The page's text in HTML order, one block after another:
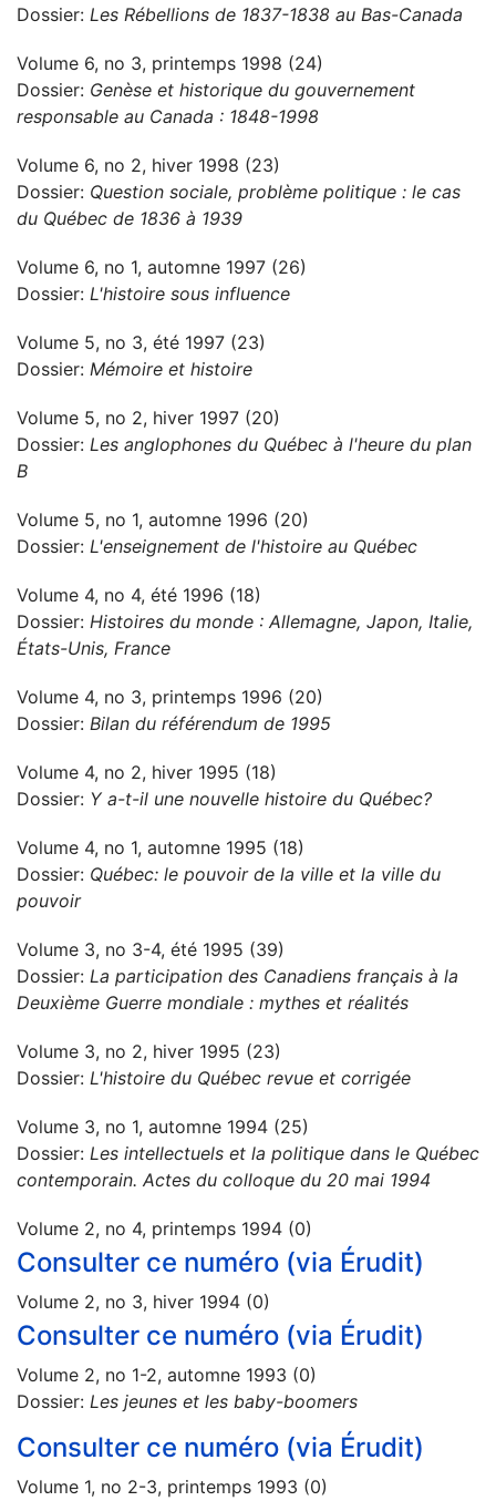
Dossier: Les Rébellions de 1837-1838 au Bas-Canada
Volume 6, no 3, printemps 1998 (24)
Dossier: Genèse et historique du gouvernement
responsable au Canada : 1848-1998
Volume 6, no 2, hiver 1998 (23)
Dossier: Question sociale, problème politique : le cas
du Québec de 1836 à 1939
Volume 6, no 1, automne 1997 (26)
Dossier: L'histoire sous influence
Volume 5, no 3, été 1997 (23)
Dossier: Mémoire et histoire
Volume 5, no 2, hiver 1997 (20)
Dossier: Les anglophones du Québec à l'heure du plan
B
Volume 5, no 1, automne 1996 (20)
Dossier: L'enseignement de l'histoire au Québec
Volume 4, no 4, été 1996 (18)
Dossier: Histoires du monde : Allemagne, Japon, Italie,
États-Unis, France
Volume 4, no 3, printemps 1996 (20)
Dossier: Bilan du référendum de 1995
Volume 4, no 2, hiver 1995 (18)
Dossier: Y a-t-il une nouvelle histoire du Québec?
Volume 4, no 1, automne 1995 (18)
Dossier: Québec: le pouvoir de la ville et la ville du
pouvoir
Volume 3, no 3-4, été 1995 (39)
Dossier: La participation des Canadiens français à la
Deuxième Guerre mondiale : mythes et réalités
Volume 3, no 2, hiver 1995 (23)
Dossier: L'histoire du Québec revue et corrigée
Volume 3, no 1, automne 1994 (25)
Dossier: Les intellectuels et la politique dans le Québec
contemporain. Actes du colloque du 20 mai 1994
Volume 2, no 4, printemps 1994 (0)
Consulter ce numéro (via Érudit)
Volume 2, no 3, hiver 1994 (0)
Consulter ce numéro (via Érudit)
Volume 2, no 1-2, automne 1993 (0)
Dossier: Les jeunes et les baby-boomers
Consulter ce numéro (via Érudit)
Volume 1, no 2-3, printemps 1993 (0)